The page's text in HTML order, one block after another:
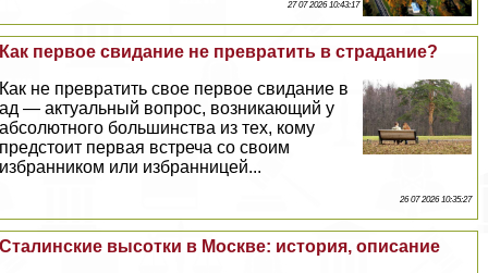
27 07 2026 10:43:17
Как первое свидание не превратить в страдание?
Как не превратить свое первое свидание в
ад — актуальный вопрос, возникающий у
абсолютного большинства из тех, кому
предстоит первая встреча со своим
избранником или избранницей...
26 07 2026 10:35:27
Сталинские высотки в Москве: история, описание